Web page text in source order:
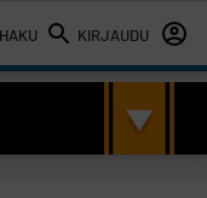
HAKU KIRJAUDU